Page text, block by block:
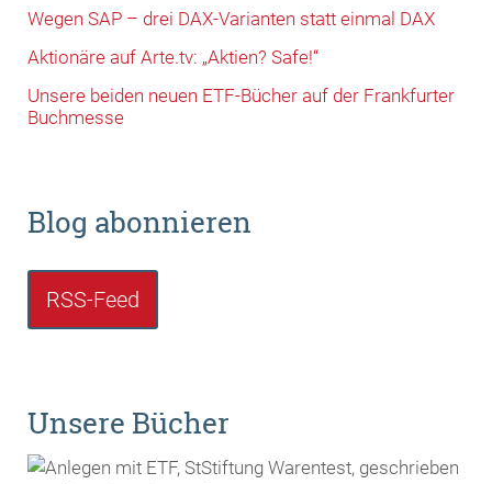
Wegen SAP – drei DAX-Varianten statt einmal DAX
Aktionäre auf Arte.tv: „Aktien? Safe!“
Unsere beiden neuen ETF-Bücher auf der Frankfurter
Buchmesse
Blog abonnieren
RSS-Feed
Unsere Bücher